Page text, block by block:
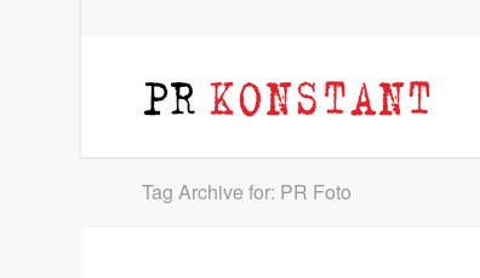
Tag Archive for: PR Foto